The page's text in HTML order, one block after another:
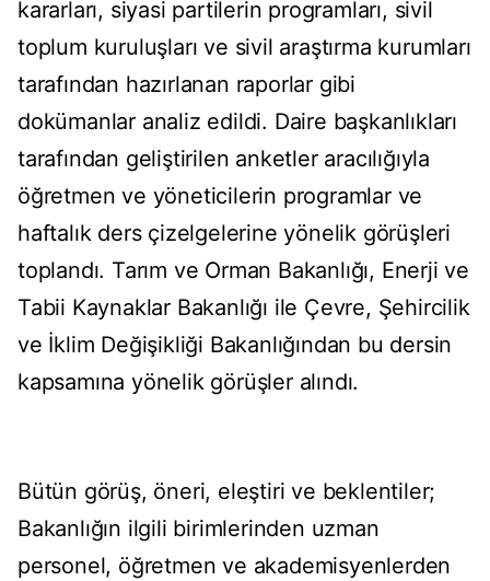
kararları, siyasi partilerin programları, sivil
toplum kuruluşları ve sivil araştırma kurumları
tarafından hazırlanan raporlar gibi
dokümanlar analiz edildi. Daire başkanlıkları
tarafından geliştirilen anketler aracılığıyla
öğretmen ve yöneticilerin programlar ve
haftalık ders çizelgelerine yönelik görüşleri
toplandı. Tarım ve Orman Bakanlığı, Enerji ve
Tabii Kaynaklar Bakanlığı ile Çevre, Şehircilik
ve İklim Değişikliği Bakanlığından bu dersin
kapsamına yönelik görüşler alındı.
Bütün görüş, öneri, eleştiri ve beklentiler;
Bakanlığın ilgili birimlerinden uzman
personel, öğretmen ve akademisyenlerden